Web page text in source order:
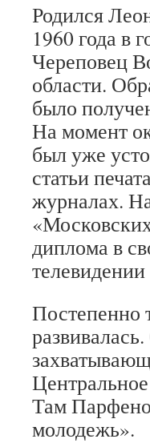
Родился
1960 года в
Череповец
области.
было
На момент
был уже
статьи
журналах.
диплома в
Постепенно
Там
молодежь».